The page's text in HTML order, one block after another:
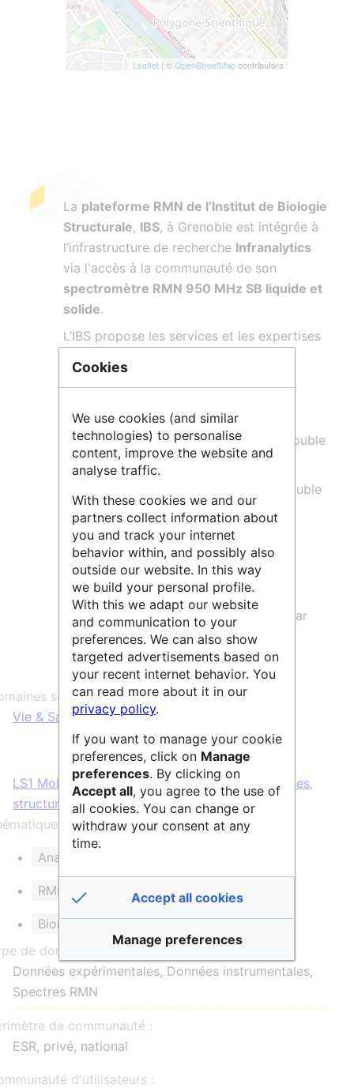
Leaflet | ©OpenStreetMapcontributors
La plateforme RMN de l’Institut de Biologie
Structurale, IBS, à Grenoble est intégrée à
l’infrastructure de recherche Infranalytics
via l'accès à la communauté de son
spectromètre RMN 950 MHz SB liquide et
solide.
L’IBS propose les services et les expertises
Fast-NMR (Best, sofast ...)
RMN en temps réel avec injecteur
Bio-RMN en phase liquide (simple, double
et triple résonances)
Bio-RMN en phase solide (simple, double
et triple résonances)
Relaxation dipolaire et relaxation
dispersion
RMN des methyls
Illumination in situ des échantillons par
laser.
scientifiques :
Vie & Santé
LS1 Molécules de la vie : Mécanismes biologiques,
structures et fonctions
et/ou mots clés :
Analyse chimique
RMN état liquide RMN état solide
Biomolécules
de données :
Données expérimentales, Données instrumentales,
Spectres RMN
de communauté :
ESR, privé, national
d'utilisateurs :
Cookies
We use cookies (and similar
technologies) to personalise
content, improve the website and
analyse traffic.
With these cookies we and our
partners collect information about
you and track your internet
behavior within, and possibly also
outside our website. In this way
we build your personal profile.
With this we adapt our website
and communication to your
preferences. We can also show
targeted advertisements based on
your recent internet behavior. You
can read more about it in our
privacy policy.
If you want to manage your cookie
preferences, click on Manage
preferences. By clicking on
Accept all, you agree to the use of
all cookies. You can change or
withdraw your consent at any
time.
Accept all cookies
Manage preferences